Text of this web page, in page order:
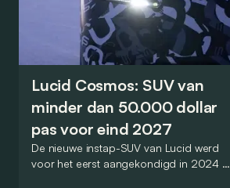
Lucid Cosmos: SUV van
minder dan 50.000 dollar
pas voor eind 2027
De nieuwe instap-SUV van Lucid werd
voor het eerst aangekondigd in 2024 en